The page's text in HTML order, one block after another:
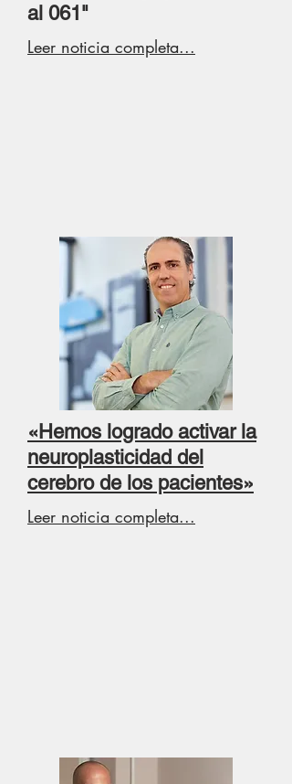
al 061"
Leer noticia completa...
«Hemos logrado activar la
neuroplasticidad del
cerebro de los pacientes»
Leer noticia completa...